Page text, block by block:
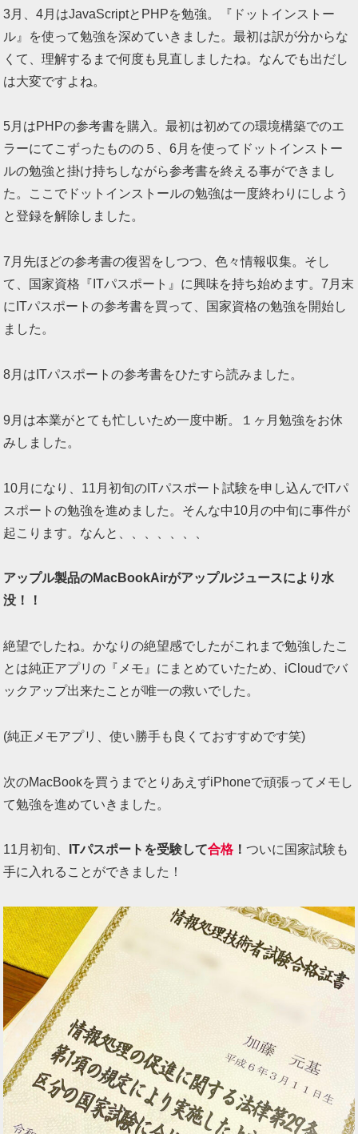
3月、4月はJavaScriptとPHPを勉強。『ドットインストー
ル』を使って勉強を深めていきました。最初は訳が分からな
くて、理解するまで何度も見直しましたね。なんでも出だし
は大変ですよね。
5月はPHPの参考書を購入。最初は初めての環境構築でのエ
ラーにてこずったものの５、6月を使ってドットインストー
ルの勉強と掛け持ちしながら参考書を終える事ができまし
た。ここでドットインストールの勉強は一度終わりにしよう
と登録を解除しました。
7月先ほどの参考書の復習をしつつ、色々情報収集。そし
て、国家資格『ITパスポート』に興味を持ち始めます。7月末
にITパスポートの参考書を買って、国家資格の勉強を開始し
ました。
8月はITパスポートの参考書をひたすら読みました。
9月は本業がとても忙しいため一度中断。１ヶ月勉強をお休
みしました。
10月になり、11月初旬のITパスポート試験を申し込んでITパ
スポートの勉強を進めました。そんな中10月の中旬に事件が
起こります。なんと、、、、、、、
アップル製品のMacBookAirがアップルジュースにより水
没！！
絶望でしたね。かなりの絶望感でしたがこれまで勉強したこ
とは純正アプリの『メモ』にまとめていたため、iCloudでバ
ックアップ出来たことが唯一の救いでした。
(純正メモアプリ、使い勝手も良くておすすめです笑)
次のMacBookを買うまでとりあえずiPhoneで頑張ってメモし
て勉強を進めていきました。
11月初旬、 ITパスポートを受験して合格！ついに国家試験も
手に入れることができました！